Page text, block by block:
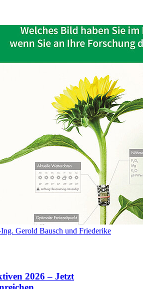
Gerold Bausch und Friederike
2026 – Jetzt